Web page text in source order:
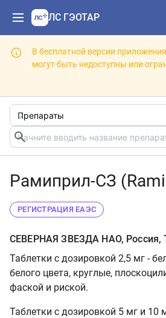
ЛС ГЭОТАР
В бесплатной версии
могут быть недоступны или
Рамиприл-СЗ
РЕГИСТРАЦИЯ ЕАЭС
СЕВЕРНАЯ ЗВЕЗДА НАО, Россия,
Таблетки с дозировкой 2,5 мг -
белого цвета, круглые,
фаской и риской.
Таблетки с дозировкой 5 мг и 10